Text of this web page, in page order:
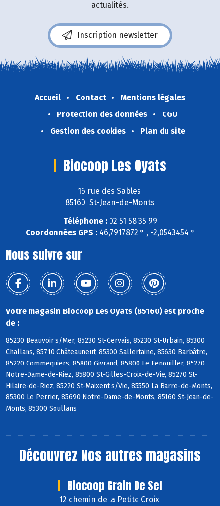
actualités.
Inscription newsletter
Accueil Contact
Mentions légales
Protection des données
CGU
Gestion des cookies
Plan du site
Biocoop Les Oyats
16 rue des Sables
85160 St-Jean-de-Monts
Téléphone :02 51 58 35 99
Coordonnées GPS :46,7917872 ° , -2,0543454 °
Nous suivre sur
Votre magasin Biocoop Les Oyats (85160) est proche
de :
85230 Beauvoir s/Mer, 85230 St-Gervais, 85230 St-Urbain, 85300
Challans, 85710 Châteauneuf, 85300 Sallertaine, 85630 Barbâtre,
85220 Commequiers, 85800 Givrand, 85800 Le Fenouiller, 85270
Notre-Dame-de-Riez, 85800 St-Gilles-Croix-de-Vie, 85270 St-
Hilaire-de-Riez, 85220 St-Maixent s/Vie, 85550 La Barre-de-Monts,
85300 Le Perrier, 85690 Notre-Dame-de-Monts, 85160 St-Jean-de-
Monts, 85300 Soullans
Découvrez Nos autres magasins
Biocoop Grain De Sel
12 chemin de la Petite Croix